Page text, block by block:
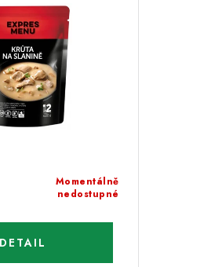
Momentálně
nedostupné